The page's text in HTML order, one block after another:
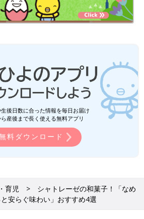
後日数に合った情報を毎日お届け
産後まで長く使える無料アプリ
料ダウンロード
育児
シャトレーゼの和菓子！「なめ
安らぐ味わい」おすすめ4選